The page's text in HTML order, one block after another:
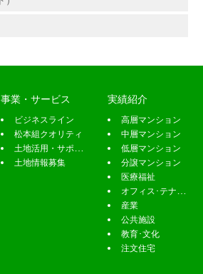
事業・サービス
ビジネスライン
松本組クオリティ
土地活用・サポート
土地情報募集
実績紹介
高層マンション
中層マンション
低層マンション
分譲マンション
医療福祉
オフィス･テナント
産業
公共施設
教育･文化
注文住宅